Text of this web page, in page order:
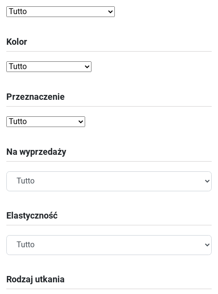
Kolor
Przeznaczenie
Na wyprzedaży
Elastyczność
Rodzaj utkania